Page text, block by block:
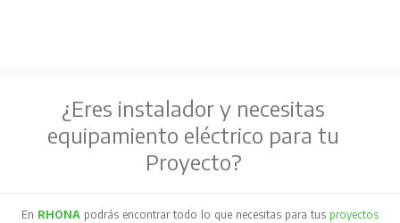
¿Eres instalador y necesitas
equipamiento eléctrico para tu
Proyecto?
En RHONA podrás encontrar todo lo que necesitas para tus proyectos